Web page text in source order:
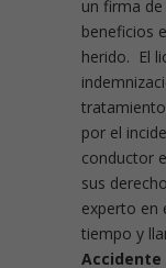
un firma
beneficios
herido. El
por el
conductor
sus
experto en
tiempo y
Accidente